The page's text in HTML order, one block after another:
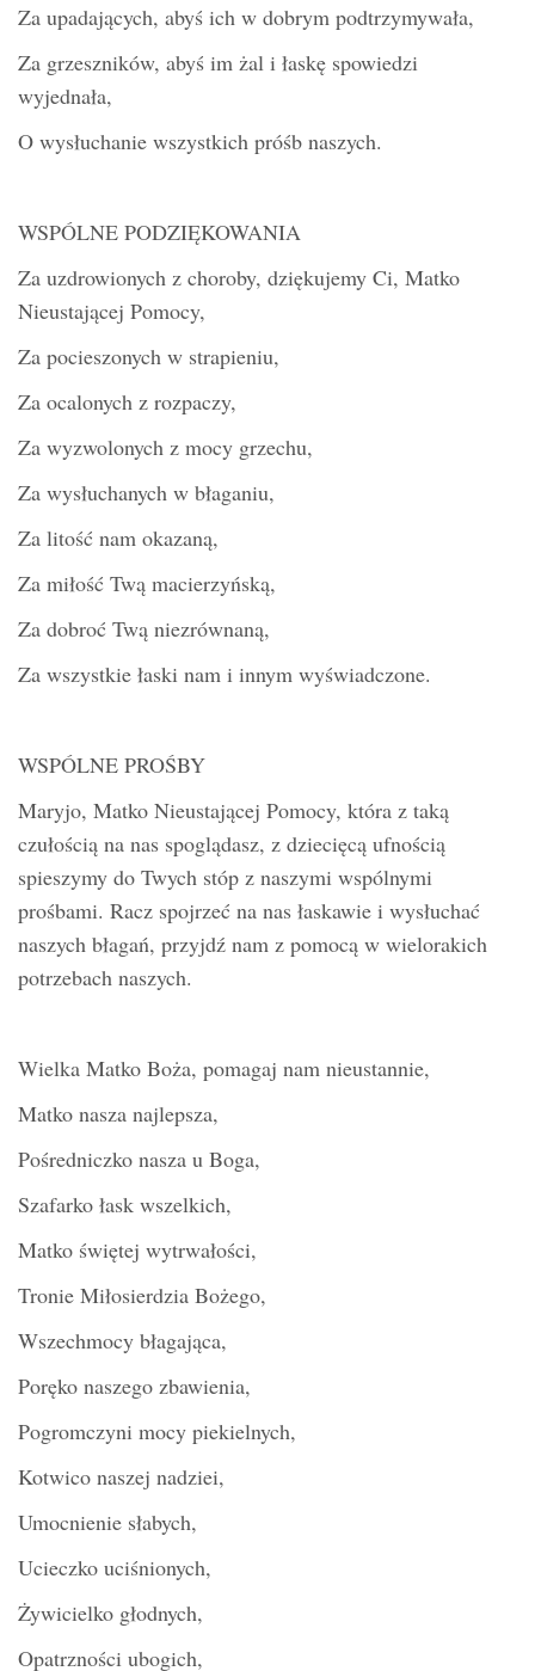
Za upadających, abyś ich w dobrym podtrzymywała,
Za grzeszników, abyś im żal i łaskę spowiedzi
wyjednała,
O wysłuchanie wszystkich próśb naszych.
WSPÓLNE PODZIĘKOWANIA
Za uzdrowionych z choroby, dziękujemy Ci, Matko
Nieustającej Pomocy,
Za pocieszonych w strapieniu,
Za ocalonych z rozpaczy,
Za wyzwolonych z mocy grzechu,
Za wysłuchanych w błaganiu,
Za litość nam okazaną,
Za miłość Twą macierzyńską,
Za dobroć Twą niezrównaną,
Za wszystkie łaski nam i innym wyświadczone.
WSPÓLNE PROŚBY
Maryjo, Matko Nieustającej Pomocy, która z taką
czułością na nas spoglądasz, z dziecięcą ufnością
spieszymy do Twych stóp z naszymi wspólnymi
prośbami. Racz spojrzeć na nas łaskawie i wysłuchać
naszych błagań, przyjdź nam z pomocą w wielorakich
potrzebach naszych.
Wielka Matko Boża, pomagaj nam nieustannie,
Matko nasza najlepsza,
Pośredniczko nasza u Boga,
Szafarko łask wszelkich,
Matko świętej wytrwałości,
Tronie Miłosierdzia Bożego,
Wszechmocy błagająca,
Poręko naszego zbawienia,
Pogromczyni mocy piekielnych,
Kotwico naszej nadziei,
Umocnienie słabych,
Ucieczko uciśnionych,
Żywicielko głodnych,
Opatrzności ubogich,